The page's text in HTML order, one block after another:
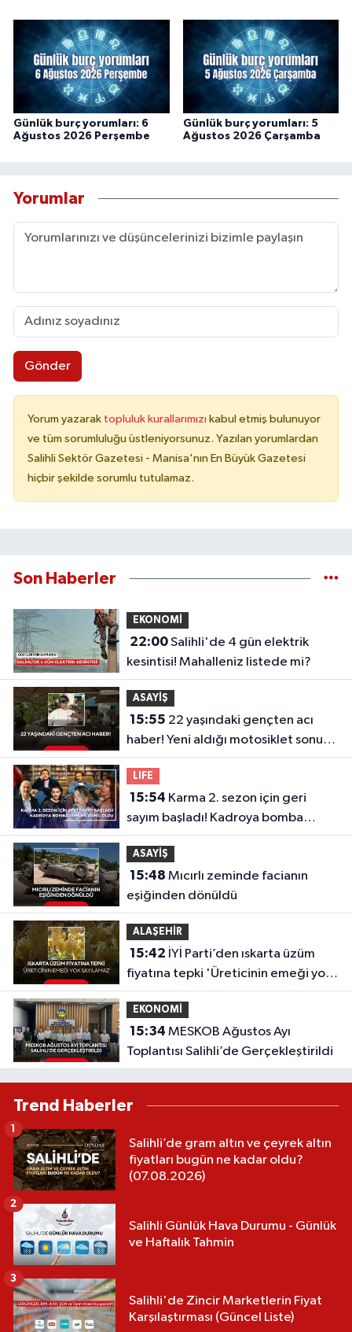
Günlük burç yorumları: 6
Ağustos 2026 Perşembe
Günlük burç yorumları: 5
Ağustos 2026 Çarşamba
Yorumlar
Gönder
Yorum yazarak topluluk kurallarımızı kabul etmiş bulunuyor
ve tüm sorumluluğu üstleniyorsunuz. Yazılan yorumlardan
Salihli Sektör Gazetesi - Manisa'nın En Büyük Gazetesi
hiçbir şekilde sorumlu tutulamaz.
Son Haberler
EKONOMİ
22:00Salihli'de 4 gün elektrik
kesintisi! Mahalleniz listede mi?
ASAYİŞ
15:55
haber! Yeni aldığı motosiklet sonu
oldu
LIFE
15:54
sayım başladı! Kadroya bomba
isimler dahil oldu
ASAYİŞ
15:48
eşiğinden dönüldü
ALAŞEHİR
15:42
fiyatına tepki 'Üreticinin emeği yok
sayılamaz'
EKONOMİ
15:34
Toplantısı Salihli’de Gerçekleştirildi
Trend Haberler
Salihli’de gram altın ve çeyrek altın
fiyatları bugün ne kadar oldu?
(07.08.2026)
1
Salihli Günlük Hava Durumu - Günlük
ve Haftalık Tahmin
2
Salihli'de Zincir Marketlerin Fiyat
Karşılaştırması (Güncel Liste)
3